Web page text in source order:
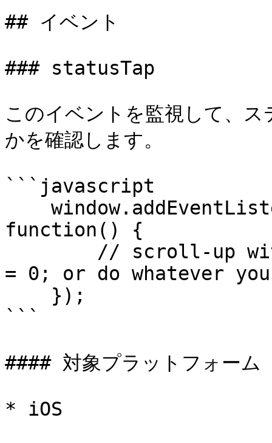
## イベント
### statusTap
このイベントを監視して、
かを確認します。
```javascript
function() {
= 0; or do whatever
```
#### 対象プラットフォーム
* iOS